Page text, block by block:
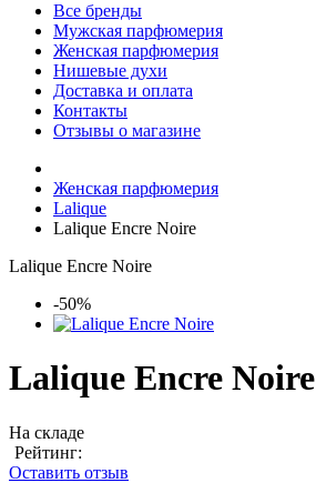
Все бренды
Мужская парфюмерия
Женская парфюмерия
Нишевые духи
Доставка и оплата
Контакты
Отзывы о магазине
Женская парфюмерия
Lalique
Lalique Encre Noire
Lalique Encre Noire
-50%
Lalique Encre Noire
На складе
Рейтинг:
Оставить отзыв